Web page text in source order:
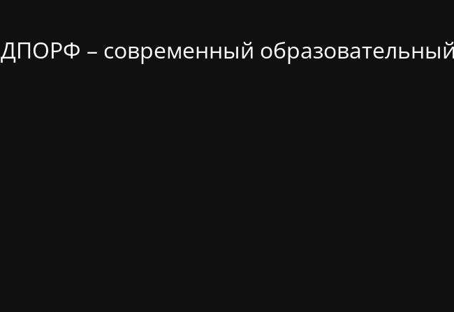
ДПОРФ – современный